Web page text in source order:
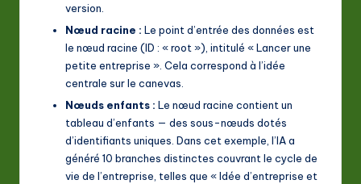
version.
Nœud racine : Le point d’entrée des données est
le nœud racine (ID : « root »), intitulé « Lancer une
petite entreprise ». Cela correspond à l’idée
centrale sur le canevas.
Nœuds enfants : Le nœud racine contient un
tableau d’enfants — des sous-nœuds dotés
d’identifiants uniques. Dans cet exemple, l’IA a
généré 10 branches distinctes couvrant le cycle de
vie de l’entreprise, telles que « Idée d’entreprise et